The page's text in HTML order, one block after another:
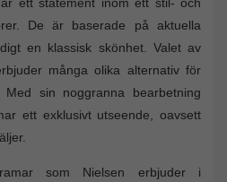
De är baserade på aktuella
en klassisk skönhet. Valet av
många olika alternativ för
Med sin noggranna bearbetning
ett exklusivt utseende, oavsett
som Nielsen erbjuder i